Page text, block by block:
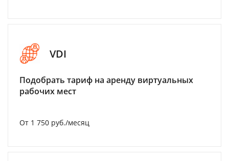
VDI
Подобрать тариф на аренду виртуальных
рабочих мест
От 1 750 руб./месяц